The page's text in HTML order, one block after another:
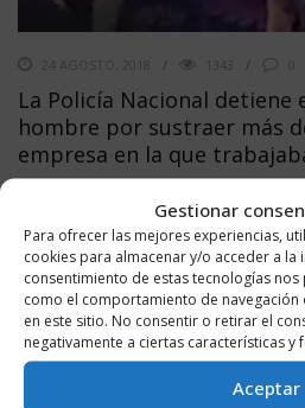
Gestionar
Para ofrecer las mejores experiencias,
cookies para almacenar y/o acceder a
consentimiento de estas tecnologías
como el comportamiento de navegación
en este sitio. No consentir o retirar el
negativamente a ciertas características y
Aceptar
24 AGOSTO, 2018 1343
La Policía Nacional detiene
hombre por sustraer más
empresa en la que
Se trata de un hombre de 27 años de
residente en la capital riojana.
LEER MÁS